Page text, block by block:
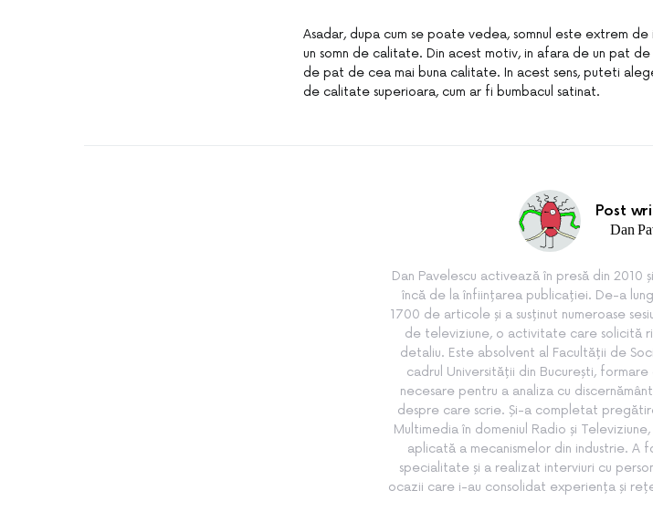
Asadar, dupa cum se poate vedea, somnul este extrem
un somn de calitate. Din acest motiv, in afara de un pat
de pat de cea mai buna calitate. In acest sens, puteti
de calitate superioara, cum ar fi bumbacul satinat.
Post
Dan
Dan Pavelescu activează în presă din
încă de la înființarea publicației. De-a
1700 de articole și a susținut numeroase
de televiziune, o activitate care solicită
detaliu. Este absolvent al Facultății de
cadrul Universității din București,
necesare pentru a analiza cu
despre care scrie. Și-a completat
Multimedia în domeniul Radio și
aplicată a mecanismelor din industrie.
specialitate și a realizat interviuri cu
ocazii care i-au consolidat experiența și